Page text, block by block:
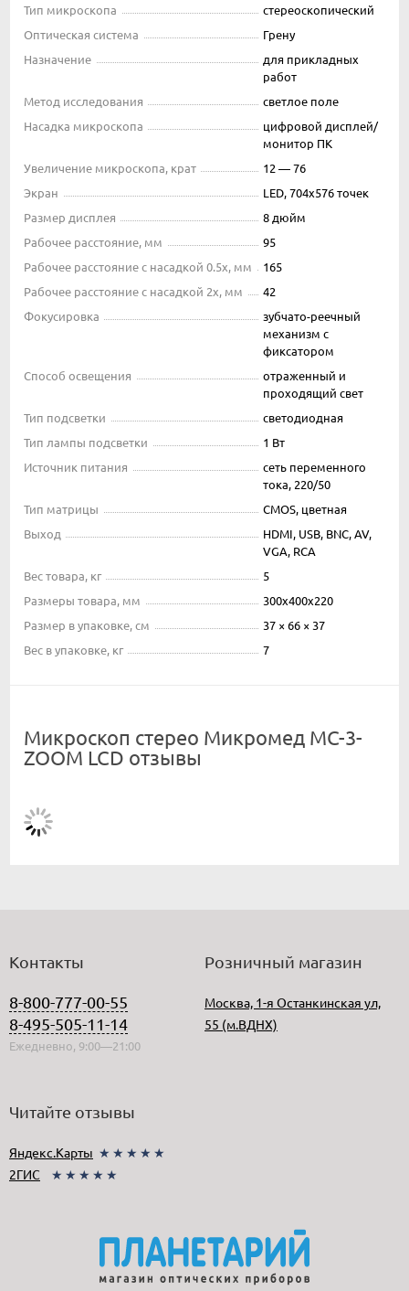
Тип микроскопа
стереоскопический
Оптическая система
Грену
Назначение
для прикладных
работ
Метод исследования
светлое поле
Насадка микроскопа
цифровой дисплей/
монитор ПК
Увеличение микроскопа, крат
12 — 76
Экран
LED, 704х576 точек
Размер дисплея
8 дюйм
Рабочее расстояние, мм
95
Рабочее расстояние с насадкой 0.5x, мм
165
Рабочее расстояние с насадкой 2x, мм
42
Фокусировка
зубчато-реечный
механизм с
фиксатором
Способ освещения
отраженный и
проходящий свет
Тип подсветки
светодиодная
Тип лампы подсветки
1 Вт
Источник питания
сеть переменного
тока, 220/50
Тип матрицы
CMOS, цветная
Выход
HDMI, USB, BNC, AV,
VGA, RCA
Вес товара, кг
5
Размеры товара, мм
300х400х220
Размер в упаковке, см
37 × 66 × 37
Вес в упаковке, кг
7
Микроскоп стерео Микромед МС-3-
ZOOM LCD отзывы
Контакты
8-800-777-00-55
8-495-505-11-14
Ежедневно, 9:00—21:00
Розничный магазин
Москва, 1-я Останкинская ул,
55 (м.ВДНХ)
Читайте отзывы
Яндекс.Карты ★★★★★
2ГИС
★★★★★